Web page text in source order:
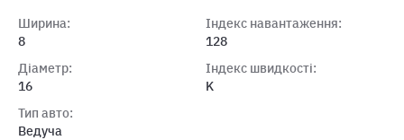
Ширина:
8
Діаметр:
16
Тип авто:
Ведуча
Індекс навантаження:
128
Індекс швидкості:
K